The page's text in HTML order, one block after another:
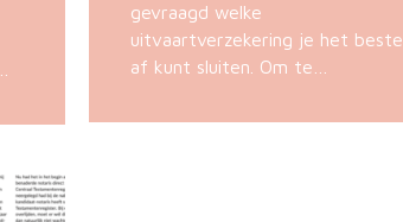
gevraagd welke
uitvaartverzekering je het beste
af kunt sluiten. Om te…